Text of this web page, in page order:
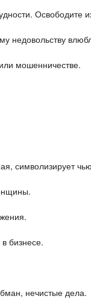
Освободите
недовольству
мошенничестве.
символизирует
бизнесе.
нечистые дела.